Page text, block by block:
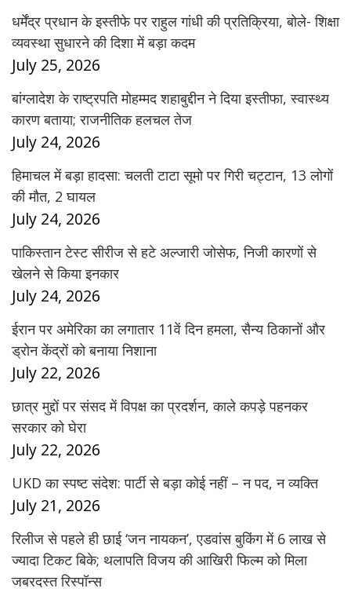
धर्मेंद्र प्रधान के इस्तीफे पर राहुल गांधी की प्रतिक्रिया, बोले- शिक्षा
व्यवस्था सुधारने की दिशा में बड़ा कदम
July 25, 2026
बांग्लादेश के राष्ट्रपति मोहम्मद शहाबुद्दीन ने दिया इस्तीफा, स्वास्थ्य
कारण बताया; राजनीतिक हलचल तेज
July 24, 2026
हिमाचल में बड़ा हादसा: चलती टाटा सूमो पर गिरी चट्टान, 13 लोगों
की मौत, 2 घायल
July 24, 2026
पाकिस्तान टेस्ट सीरीज से हटे अल्जारी जोसेफ, निजी कारणों से
खेलने से किया इनकार
July 24, 2026
ईरान पर अमेरिका का लगातार 11वें दिन हमला, सैन्य ठिकानों और
ड्रोन केंद्रों को बनाया निशाना
July 22, 2026
छात्र मुद्दों पर संसद में विपक्ष का प्रदर्शन, काले कपड़े पहनकर
सरकार को घेरा
July 22, 2026
UKD का स्पष्ट संदेश: पार्टी से बड़ा कोई नहीं – न पद, न व्यक्ति
July 21, 2026
रिलीज से पहले ही छाई ‘जन नायकन’, एडवांस बुकिंग में 6 लाख से
ज्यादा टिकट बिके; थलापति विजय की आखिरी फिल्म को मिला
जबरदस्त रिस्पॉन्स